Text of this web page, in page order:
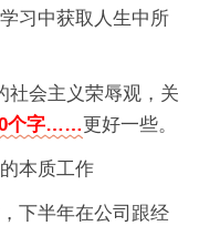
习中获取人生中所
社会主义荣辱观，关
个字……更好一些。
本质工作
下半年在公司跟经